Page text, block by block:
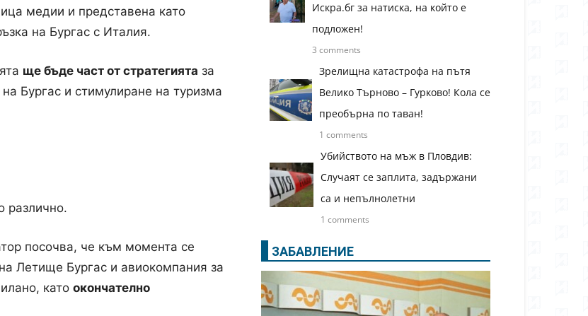
медии и представена като
на Бургас с Италия.
ще бъде част от стратегията за
Бургас и стимулиране на туризма
различно.
посочва, че към момента се
Летище Бургас и авиокомпания за
като окончателно
Искра.бг за натиска, на който е
подложен!
3 comments
Зрелищна катастрофа на пътя
Велико Търново – Гурково! Кола се
преобърна по таван!
1 comments
Убийството на мъж в Пловдив:
Случаят се заплита, задържани
са и непълнолетни
1 comments
ЗАБАВЛЕНИЕ